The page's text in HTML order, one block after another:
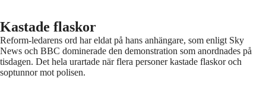
Kastade flaskor
Reform-ledarens ord har eldat på hans anhängare, som enligt Sky
News och BBC dominerade den demonstration som anordnades på
tisdagen. Det hela urartade när flera personer kastade flaskor och
soptunnor mot polisen.